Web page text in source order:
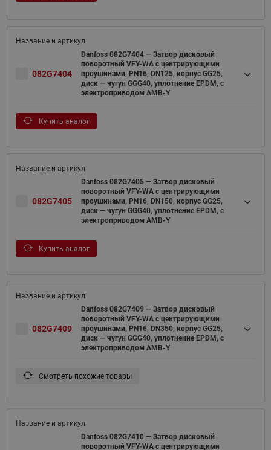
082G7404
Danfoss 082G7404 — Затвор дисковый
поворотный VFY-WA с центрирующими
проушинами, PN16, DN125, корпус GG25,
диск — чугун GGG40, уплотнение EPDM, с
электроприводом AMB-Y
Купить аналог
082G7405
Danfoss 082G7405 — Затвор дисковый
поворотный VFY-WA с центрирующими
проушинами, PN16, DN150, корпус GG25,
диск — чугун GGG40, уплотнение EPDM, с
электроприводом AMB-Y
Купить аналог
082G7409
Danfoss 082G7409 — Затвор дисковый
поворотный VFY-WA с центрирующими
проушинами, PN16, DN350, корпус GG25,
диск — чугун GGG40, уплотнение EPDM, с
электроприводом AMB-Y
Смотреть похожие товары
Danfoss 082G7410 — Затвор дисковый
поворотный VFY-WA с центрирующими